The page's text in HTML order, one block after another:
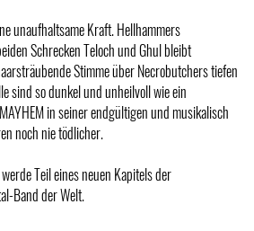
unaufhaltsame Kraft. Hellhammers
Schrecken Teloch und Ghul bleibt
Stimme über Necrobutchers tiefen
sind so dunkel und unheilvoll wie ein
in seiner endgültigen und musikalisch
noch nie tödlicher.
Teil eines neuen Kapitels der
Band der Welt.